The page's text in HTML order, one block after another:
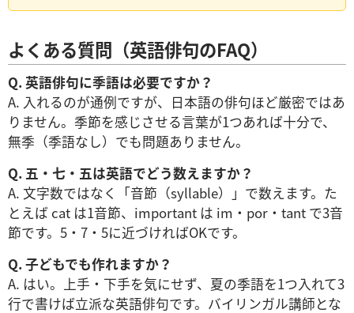
よくある質問（英語俳句のFAQ）
Q. 英語俳句に季語は必要ですか？
A. 入れるのが通例ですが、日本語の俳句ほど厳密ではあ
りません。季節を感じさせる言葉が1つあれば十分で、
無季（季語なし）でも問題ありません。
Q. 五・七・五は英語でどう数えますか？
A. 文字数ではなく「音節（syllable）」で数えます。た
とえば cat は1音節、important は im・por・tant で3音
節です。5・7・5に近づければOKです。
Q. 子どもでも作れますか？
A. はい。上手・下手を気にせず、夏の季語を1つ入れて3
行で書けば立派な英語俳句です。バイリンガル講師とな